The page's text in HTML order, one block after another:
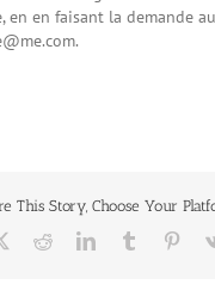
en en faisant la demande
This Story, Choose Your
RedditLinkedInTumblr